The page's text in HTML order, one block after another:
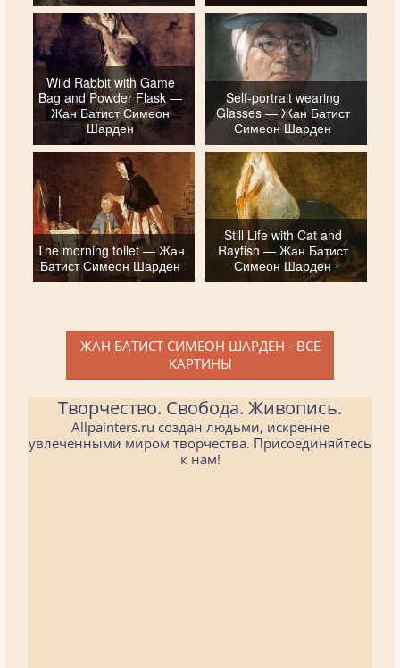
Wild Rabbit with Game
Bag and Powder Flask —
Жан Батист Симеон
Шарден
Self-portrait wearing
Glasses — Жан Батист
Симеон Шарден
The morning toilet — Жан
Батист Симеон Шарден
Still Life with Cat and
Rayfish — Жан Батист
Симеон Шарден
ЖАН БАТИСТ СИМЕОН ШАРДЕН - ВСЕ
КАРТИНЫ
Творчество. Свобода. Живопись.
Allpainters.ru создан людьми, искренне
увлеченными миром творчества. Присоединяйтесь
к нам!